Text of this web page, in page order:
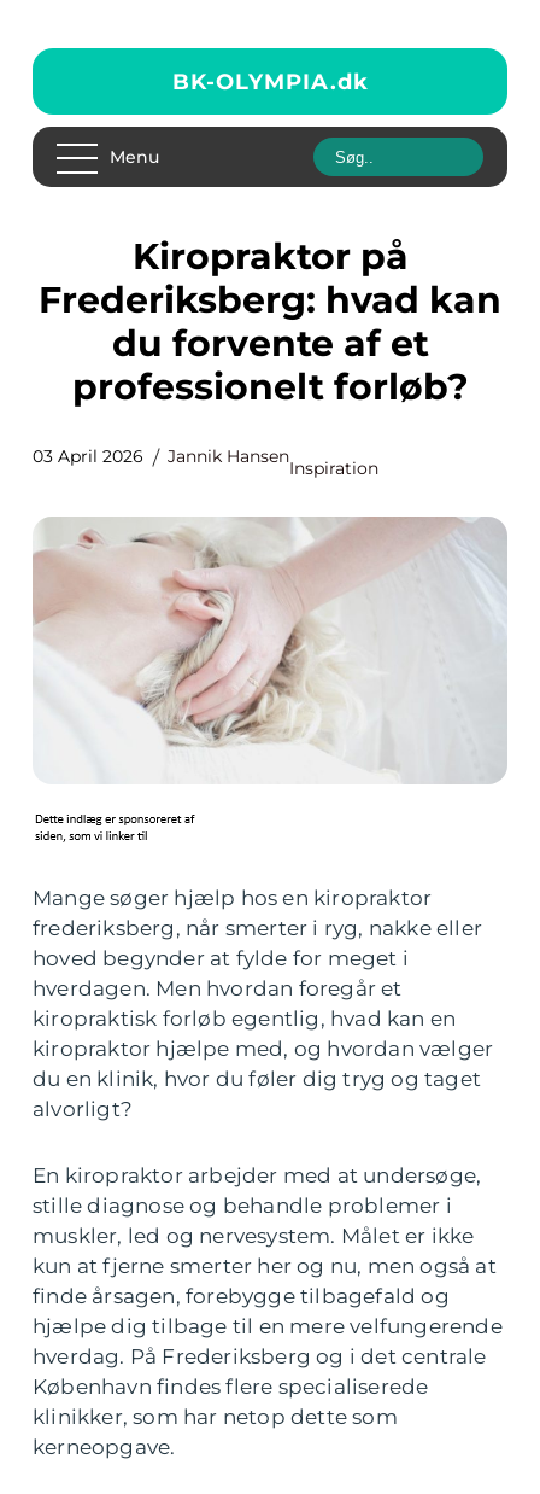
BK-OLYMPIA.dk
Menu
Kiropraktor på
Frederiksberg: hvad kan
du forvente af et
professionelt forløb?
03 April 2026 Jannik Hansen
Inspiration
Mange søger hjælp hos en kiropraktor
frederiksberg, når smerter i ryg, nakke eller
hoved begynder at fylde for meget i
hverdagen. Men hvordan foregår et
kiropraktisk forløb egentlig, hvad kan en
kiropraktor hjælpe med, og hvordan vælger
du en klinik, hvor du føler dig tryg og taget
alvorligt?
En kiropraktor arbejder med at undersøge,
stille diagnose og behandle problemer i
muskler, led og nervesystem. Målet er ikke
kun at fjerne smerter her og nu, men også at
finde årsagen, forebygge tilbagefald og
hjælpe dig tilbage til en mere velfungerende
hverdag. På Frederiksberg og i det centrale
København findes flere specialiserede
klinikker, som har netop dette som
kerneopgave.